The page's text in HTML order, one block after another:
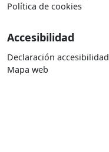
Política de cookies
Accesibilidad
Declaración accesibilidad
Mapa web